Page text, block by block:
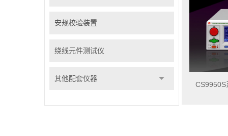
安规校验装置
绕线元件测试仪
其他配套仪器
CS9950S